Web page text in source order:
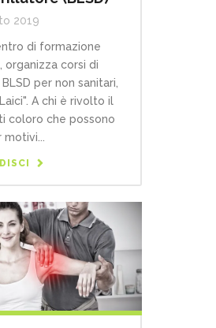
2019
di formazione
organizza corsi di
per non sanitari,
A chi è rivolto il
coloro che possono